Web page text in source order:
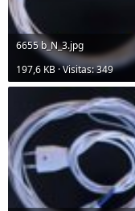
6655 b_N_3.jpg
197,6 KB · Visitas: 349